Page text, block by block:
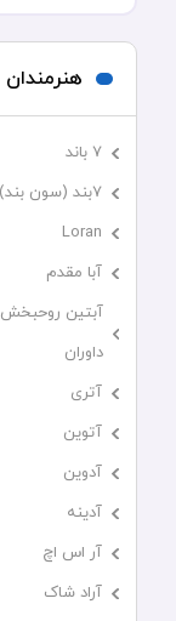
هنرمندان
7 باند
۷بند (سون بند)
Loran
آبا مقدم
آبتین روحبخش
داوران
آتری
آتوین
آدوین
آدینه
آر اس اچ
آراد شاک